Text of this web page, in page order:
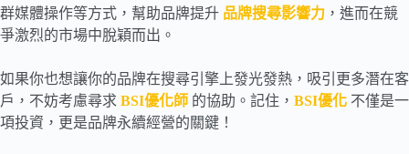
群媒體操作等方式，幫助品牌提升 品牌搜尋影響力 ，進而在競
爭激烈的市場中脫穎而出。
如果你也想讓你的品牌在搜尋引擎上發光發熱，吸引更多潛在客
戶，不妨考慮尋求 BSI優化師 的協助。記住， BSI優化 不僅是一
項投資，更是品牌永續經營的關鍵！